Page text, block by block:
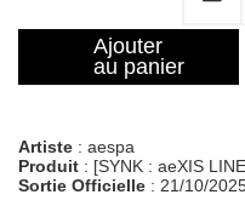
Ajouter
au panier
Artiste : aespa
Produit : [SYNK : aeXIS
Sortie Officielle : 21/10/